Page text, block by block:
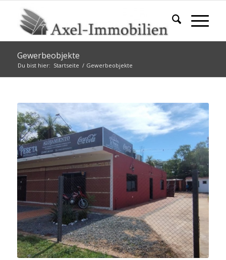
Gewerbeobjekte
Du bist hier: Startseite / Gewerbeobjekte